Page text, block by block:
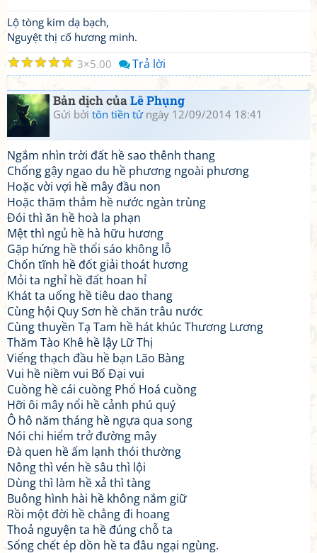
Lộ tòng kim dạ bạch,
Nguyệt thị cố hương minh.
☆
☆
☆
☆
☆ 3 5.00 Trả lời
Bản dịch củaLê Phụng
Gửi bởi tôn tiền tửngày 12/09/2014 18:41
Ngắm nhìn trời đất hề sao thênh thang
Chống gậy ngao du hề phương ngoài phương
Hoặc vời vợi hề mây đầu non
Hoặc thăm thẳm hề nước ngàn trùng
Đói thì ăn hề hoà la phạn
Mệt thì ngủ hề hà hữu hương
Gặp hứng hề thổi sáo không lỗ
Chốn tĩnh hề đốt giải thoát hương
Mỏi ta nghỉ hề đất hoan hỉ
Khát ta uống hề tiêu dao thang
Cùng hội Quy Sơn hề chăn trâu nước
Cùng thuyền Tạ Tam hề hát khúc Thương Lương
Thăm Tào Khê hề lậy Lữ Thị
Viếng thạch đầu hề bạn Lão Bàng
Vui hề niềm vui Bố Đại vui
Cuồng hề cái cuồng Phổ Hoá cuồng
Hỡi ôi mây nổi hề cảnh phú quý
Ô hô năm tháng hề ngựa qua song
Nói chi hiểm trở đường mây
Đà quen hề ấm lạnh thói thường
Nông thì vén hề sâu thì lội
Dùng thì làm hề xả thì tàng
Buông hình hài hề không nắm giữ
Rồi một đời hề chẳng đi hoang
Thoả nguyện ta hề đúng chỗ ta
Sống chết ép dồn hề ta đâu ngại ngùng.